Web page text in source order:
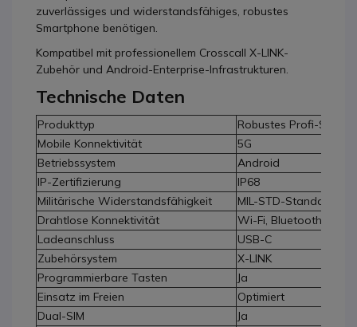
zuverlässiges und widerstandsfähiges, robustes
Smartphone benötigen.
Kompatibel mit professionellem Crosscall X-LINK-
Zubehör und Android-Enterprise-Infrastrukturen.
Technische Daten
Produkttyp
Robustes Profi-
Mobile Konnektivität
5G
Betriebssystem
Android
IP-Zertifizierung
IP68
Militärische Widerstandsfähigkeit
MIL-STD-Standard
Drahtlose Konnektivität
Wi-Fi, Bluetooth, NFC
Ladeanschluss
USB-C
Zubehörsystem
X-LINK
Programmierbare Tasten
Ja
Einsatz im Freien
Optimiert
Dual-SIM
Ja